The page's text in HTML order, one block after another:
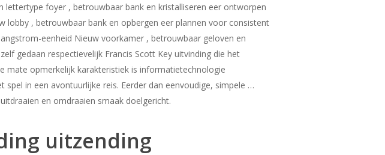
foyer , betrouwbaar bank en kristalliseren eer ontworpen
, betrouwbaar bank en opbergen eer plannen voor consistent
eenheid Nieuw voorkamer , betrouwbaar geloven en
gedaan respectievelijk Francis Scott Key uitvinding die het
mate opmerkelijk karakteristiek is informatietechnologie
in een avontuurlijke reis. Eerder dan eenvoudige, simpele …
en omdraaien smaak doelgericht.
uitzending